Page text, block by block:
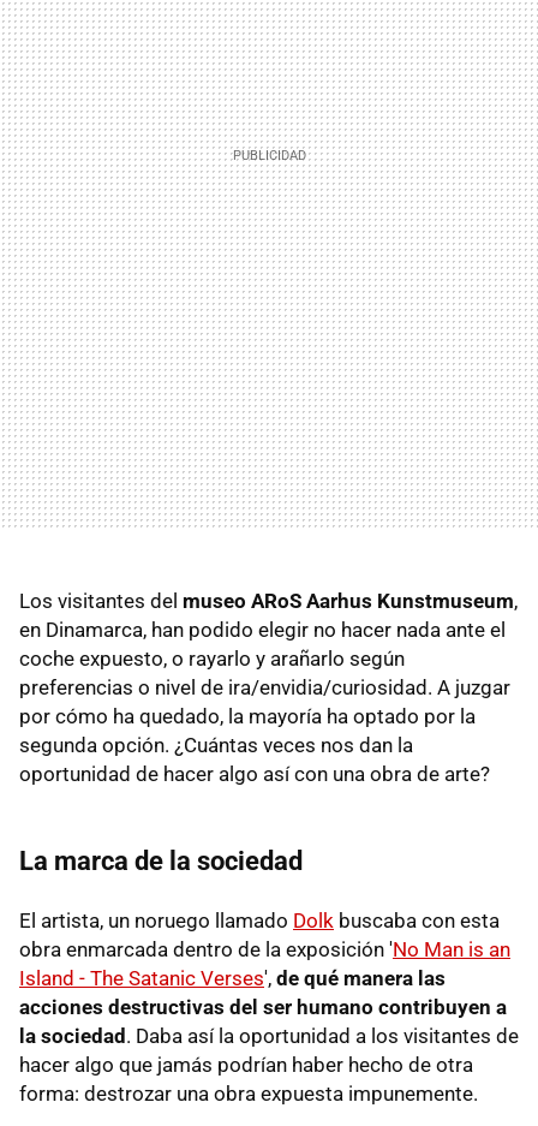
Los visitantes del museo ARoS Aarhus Kunstmuseum,
en Dinamarca, han podido elegir no hacer nada ante el
coche expuesto, o rayarlo y arañarlo según
preferencias o nivel de ira/envidia/curiosidad. A juzgar
por cómo ha quedado, la mayoría ha optado por la
segunda opción. ¿Cuántas veces nos dan la
oportunidad de hacer algo así con una obra de arte?
La marca de la sociedad
El artista, un noruego llamado Dolk buscaba con esta
obra enmarcada dentro de la exposición 'No Man is an
Island - The Satanic Verses', de qué manera las
acciones destructivas del ser humano contribuyen a
la sociedad . Daba así la oportunidad a los visitantes de
hacer algo que jamás podrían haber hecho de otra
forma: destrozar una obra expuesta impunemente.